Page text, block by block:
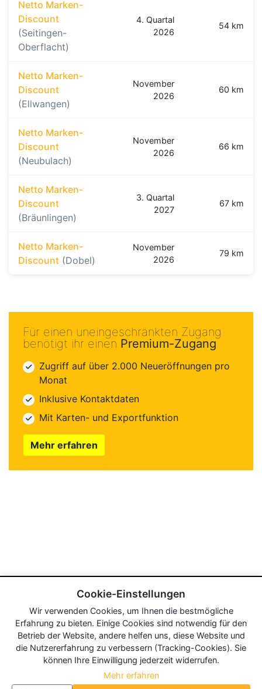
Netto Marken-
Discount
(Seitingen-
Oberflacht)
4. Quartal
2026
54 km
Netto Marken-
Discount
(Ellwangen)
November
2026
60 km
Netto Marken-
Discount
(Neubulach)
November
2026
66 km
Netto Marken-
Discount
(Bräunlingen)
3. Quartal
2027
67 km
Netto Marken-
Discount (Dobel)
November
2026
79 km
Für einen uneingeschränkten Zugang
benötigt ihr einen Premium-Zugang
Zugriff auf über 2.000 Neueröffnungen pro
Monat
Inklusive Kontaktdaten
Mit Karten- und Exportfunktion
Mehr erfahren
Cookie-Einstellungen
Wir verwenden Cookies, um Ihnen die bestmögliche
Erfahrung zu bieten. Einige Cookies sind notwendig für den
Betrieb der Website, andere helfen uns, diese Website und
die Nutzererfahrung zu verbessern (Tracking-Cookies). Sie
können Ihre Einwilligung jederzeit widerrufen.
Mehr erfahren